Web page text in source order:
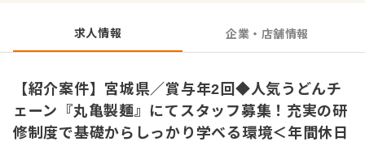
の幅を広げ、複数店舗を管轄するエリアマネージャーを目
指すことができます！
諸手当 想定年収 4390000～5320000円
求人情報 企業・店舗情報
【紹介案件】宮城県／賞与年2回◆人気うどんチ
ェーン『丸亀製麺』にてスタッフ募集！充実の研
修制度で基礎からしっかり学べる環境＜年間休日